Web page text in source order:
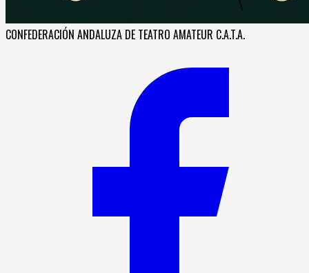
CONFEDERACIÓN ANDALUZA DE TEATRO AMATEUR C.A.T.A.